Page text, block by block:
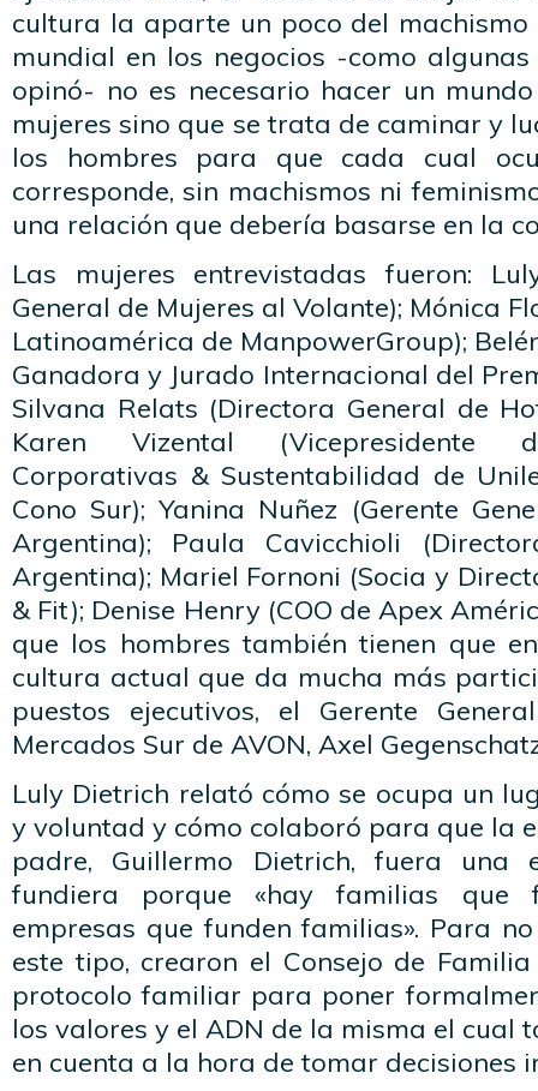
cultura la aparte un poco del machismo
mundial en los negocios -como
opinó- no es necesario hacer un
mujeres sino que se trata de caminar y
los hombres para que cada cual
corresponde, sin machismos ni
una relación que debería basarse en la
Las mujeres entrevistadas fueron:
General de Mujeres al Volante); Mónica
Latinoamérica de ManpowerGroup);
Ganadora y Jurado Internacional del
Silvana Relats (Directora General de
Karen Vizental (Vicepresidente
Corporativas & Sustentabilidad de
Cono Sur); Yanina Nuñez (Gerente
Argentina); Paula Cavicchioli
Argentina); Mariel Fornoni (Socia y
& Fit); Denise Henry (COO de Apex
que los hombres también tienen que
cultura actual que da mucha más
puestos ejecutivos, el Gerente
Mercados Sur de AVON, Axel
Luly Dietrich relató cómo se ocupa un
y voluntad y cómo colaboró para que la
padre, Guillermo Dietrich, fuera una
fundiera porque «hay familias que
empresas que funden familias». Para
este tipo, crearon el Consejo de
protocolo familiar para poner
los valores y el ADN de la misma el cual
en cuenta a la hora de tomar decisiones